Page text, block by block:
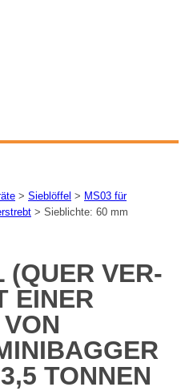
> Sieblöffel > MS03 für
> Sieblichte: 60 mm
(QUER VER­
EI­NER
TON­NEN